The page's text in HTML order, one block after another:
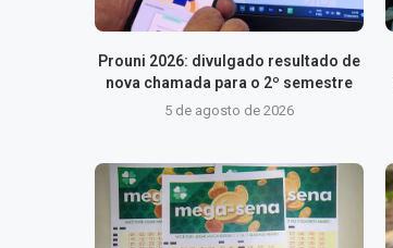
Prouni 2026: divulgado resultado de
nova chamada para o 2º semestre
5 de agosto de 2026